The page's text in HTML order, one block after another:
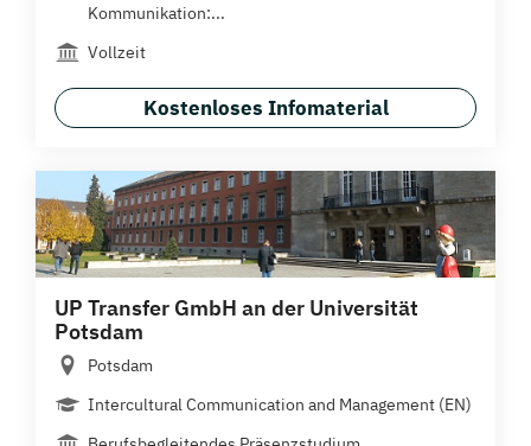
Kommunikation:...
Vollzeit
Kostenloses Infomaterial
UP Transfer GmbH an der Universität
Potsdam
Potsdam
Intercultural Communication and Management (EN)